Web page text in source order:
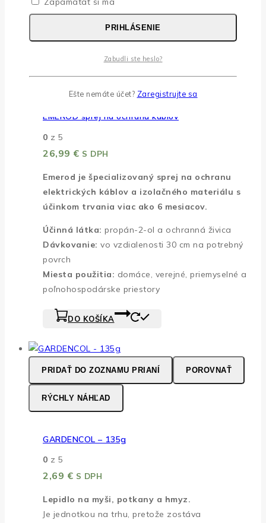
RÝCHLY NÁHĽAD
EMEROD sprej na ochranu káblov
0 z 5
26,99 € S DPH
Emerod je špecializovaný sprej na ochranu
elektrických káblov a izolačného materiálu s
účinkom trvania viac ako 6 mesiacov.
Účinná látka: propán-2-ol a ochranná živica
Dávkovanie: vo vzdialenosti 30 cm na potrebný
povrch
Miesta použitia: domáce, verejné, priemyselné a
poľnohospodárske priestory
DO KOŠÍKA
PRIDAŤ DO ZOZNAMU PRIANÍ POROVNAŤ
RÝCHLY NÁHĽAD
GARDENCOL – 135g
0 z 5
2,69 € S DPH
Lepidlo na myši, potkany a hmyz.
Je jednotkou na trhu, pretože zostáva
PRIHLÁSENIE
Zabudli ste heslo?
Ešte nemáte účet? Zaregistrujte sa